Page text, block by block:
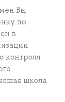
Вы
по
в
контроля
школа